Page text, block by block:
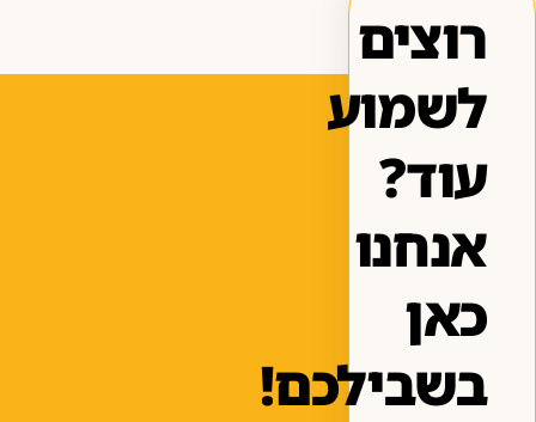
רוצים
לשמוע
עוד?
אנחנו
כאן
בשבילכם!